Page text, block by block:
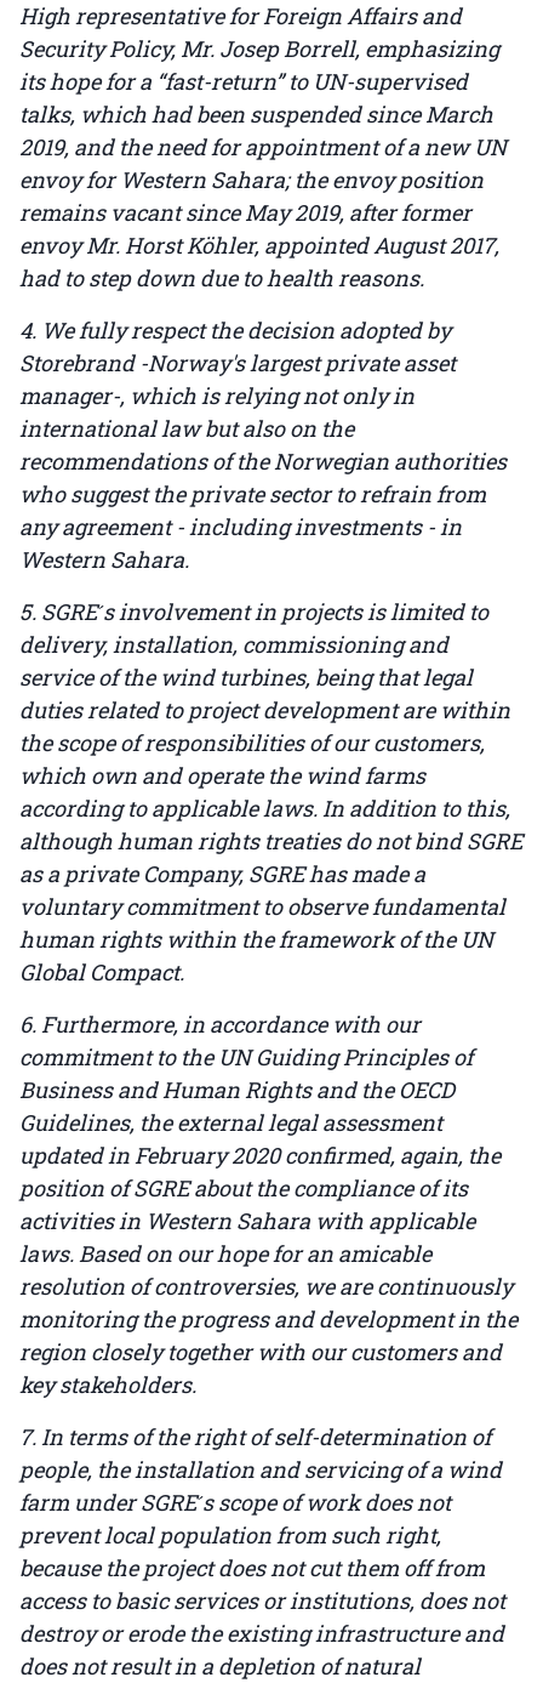
High representative for Foreign Affairs and
Security Policy, Mr. Josep Borrell, emphasizing
its hope for a “fast-return” to UN-supervised
talks, which had been suspended since March
2019, and the need for appointment of a new UN
envoy for Western Sahara; the envoy position
remains vacant since May 2019, after former
envoy Mr. Horst Köhler, appointed August 2017,
had to step down due to health reasons.
4. We fully respect the decision adopted by
Storebrand -Norway's largest private asset
manager-, which is relying not only in
international law but also on the
recommendations of the Norwegian authorities
who suggest the private sector to refrain from
any agreement - including investments - in
Western Sahara.
5. SGRE ́s involvement in projects is limited to
delivery, installation, commissioning and
service of the wind turbines, being that legal
duties related to project development are within
the scope of responsibilities of our customers,
which own and operate the wind farms
according to applicable laws. In addition to this,
although human rights treaties do not bind SGRE
as a private Company, SGRE has made a
voluntary commitment to observe fundamental
human rights within the framework of the UN
Global Compact.
6. Furthermore, in accordance with our
commitment to the UN Guiding Principles of
Business and Human Rights and the OECD
Guidelines, the external legal assessment
updated in February 2020 confirmed, again, the
position of SGRE about the compliance of its
activities in Western Sahara with applicable
laws. Based on our hope for an amicable
resolution of controversies, we are continuously
monitoring the progress and development in the
region closely together with our customers and
key stakeholders.
7. In terms of the right of self-determination of
people, the installation and servicing of a wind
farm under SGRE ́s scope of work does not
prevent local population from such right,
because the project does not cut them off from
access to basic services or institutions, does not
destroy or erode the existing infrastructure and
does not result in a depletion of natural